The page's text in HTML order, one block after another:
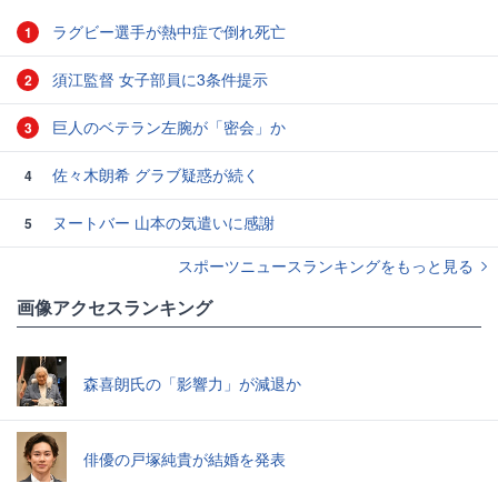
1 ラグビー選手が熱中症で倒れ死亡
2 須江監督 女子部員に3条件提示
3 巨人のベテラン左腕が「密会」か
4 佐々木朗希 グラブ疑惑が続く
5
ヌートバー 山本の気遣いに感謝
スポーツニュースランキングをもっと見る
画像アクセスランキング
森喜朗氏の「影響力」が減退か
俳優の戸塚純貴が結婚を発表